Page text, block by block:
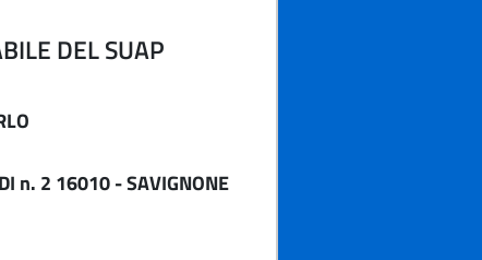
DEL SUAP
n. 2 16010 - SAVIGNONE